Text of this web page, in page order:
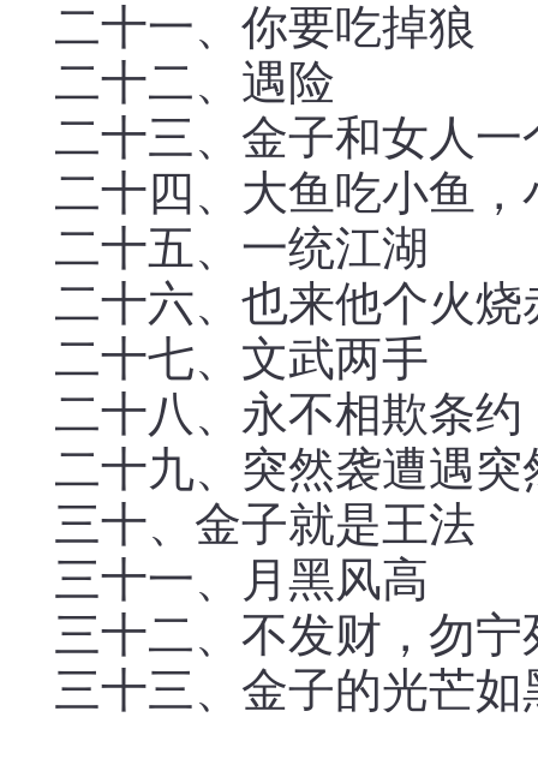
二十一、你要吃掉狼
二十二、遇险
二十三、金子和女人一
二十四、大鱼吃小鱼
二十五、一统江湖
二十六、也来他个火烧
二十七、文武两手
二十八、永不相欺条约
二十九、突然袭遭遇突
三十、金子就是王法
三十一、月黑风高
三十二、不发财，勿宁
三十三、金子的光芒